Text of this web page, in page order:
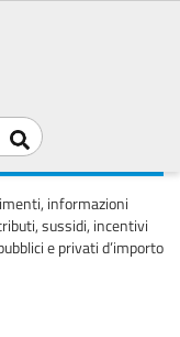
vantaggi
informazioni
sussidi, incentivi
e privati d’importo